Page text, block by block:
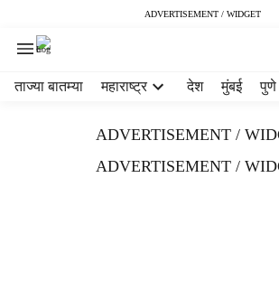
ADVERTISEMENT / WIDGET
ताज्या बातम्या महाराष्ट्र देश मुंबई पुणे
ADVERTISEMENT /
ADVERTISEMENT /